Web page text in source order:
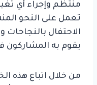
منتظم وإجراء أي
تعمل على النحو
الاحتفال بالنجاحات
يقوم به المشاركون
من خلال اتباع هذه